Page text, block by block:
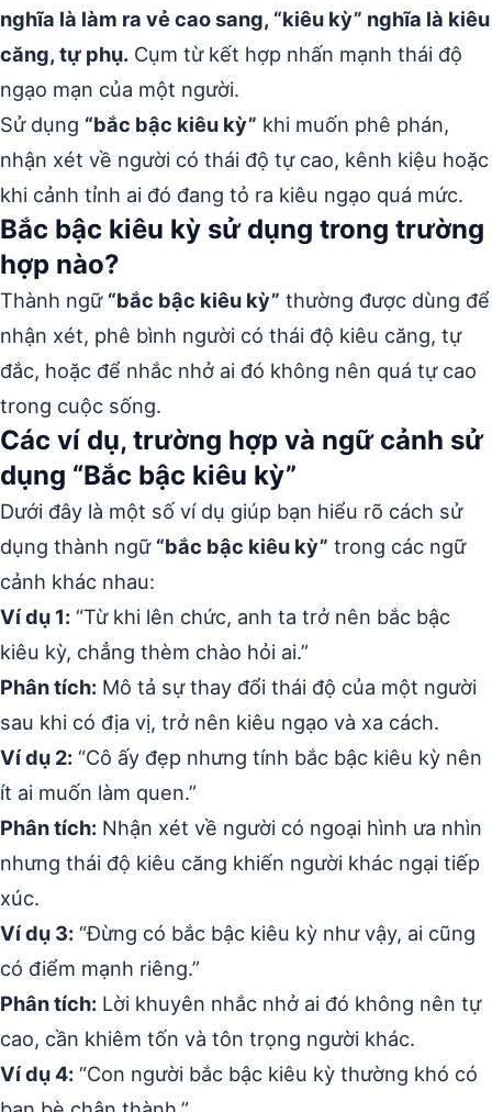
nghĩa là làm ra vẻ cao sang, “kiêu kỳ” nghĩa là kiêu
căng, tự phụ. Cụm từ kết hợp nhấn mạnh thái độ
ngạo mạn của một người.
Sử dụng “bắc bậc kiêu kỳ” khi muốn phê phán,
nhận xét về người có thái độ tự cao, kênh kiệu hoặc
khi cảnh tỉnh ai đó đang tỏ ra kiêu ngạo quá mức.
Bắc bậc kiêu kỳ sử dụng trong trường
hợp nào?
Thành ngữ “bắc bậc kiêu kỳ” thường được dùng để
nhận xét, phê bình người có thái độ kiêu căng, tự
đắc, hoặc để nhắc nhở ai đó không nên quá tự cao
trong cuộc sống.
Các ví dụ, trường hợp và ngữ cảnh sử
dụng “Bắc bậc kiêu kỳ”
Dưới đây là một số ví dụ giúp bạn hiểu rõ cách sử
dụng thành ngữ “bắc bậc kiêu kỳ” trong các ngữ
cảnh khác nhau:
Ví dụ 1: “Từ khi lên chức, anh ta trở nên bắc bậc
kiêu kỳ, chẳng thèm chào hỏi ai.”
Phân tích: Mô tả sự thay đổi thái độ của một người
sau khi có địa vị, trở nên kiêu ngạo và xa cách.
Ví dụ 2: “Cô ấy đẹp nhưng tính bắc bậc kiêu kỳ nên
ít ai muốn làm quen.”
Phân tích: Nhận xét về người có ngoại hình ưa nhìn
nhưng thái độ kiêu căng khiến người khác ngại tiếp
xúc.
Ví dụ 3: “Đừng có bắc bậc kiêu kỳ như vậy, ai cũng
có điểm mạnh riêng.”
Phân tích: Lời khuyên nhắc nhở ai đó không nên tự
cao, cần khiêm tốn và tôn trọng người khác.
Ví dụ 4: “Con người bắc bậc kiêu kỳ thường khó có